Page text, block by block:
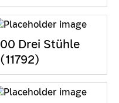
00 Drei Stühle
(11792)